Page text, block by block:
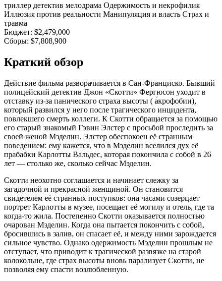
триллер детектив мелодрама Одержимость и некрофилия
Иллюзия против реальности Манипуляция и власть Страх и
травма
Бюджет: $2,479,000
Сборы: $7,808,900
Краткий обзор
Действие фильма разворачивается в Сан-Франциско. Бывший
полицейский детектив Джон «Скотти» Фергюсон уходит в
отставку из-за панического страха высоты ( а́крофобии),
который развился у него после трагического инцидента,
повлекшего смерть коллеги. К Скотти обращается за помощью
его старый знакомый Гэвин Элстер с просьбой проследить за
своей женой Мэделин. Элстер обеспокоен её странным
поведением: ему кажется, что в Мэделин вселился дух её
прабабки Карлотты Вальдес, которая покончила с собой в 26
лет — столько же, сколько сейчас Мэделин.
Скотти неохотно соглашается и начинает слежку за
загадочной и прекрасной женщиной. Он становится
свидетелем её странных поступков: она часами созерцает
портрет Карлотты в музее, посещает её могилу и отель, где та
когда-то жила. Постепенно Скотти оказывается полностью
очарован Мэделин. Когда она пытается покончить с собой,
бросившись в залив, он спасает её, и между ними зарождается
сильное чувство. Однако одержимость Мэделин прошлым не
отступает, что приводит к трагической развязке на старой
колокольне, где страх высоты вновь парализует Скотти, не
позволяя ему спасти возлюбленную.